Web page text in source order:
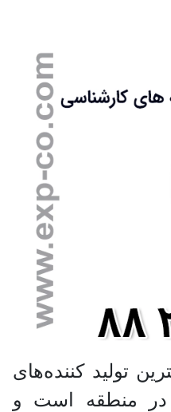
تولید کننده‌های
در منطقه است و